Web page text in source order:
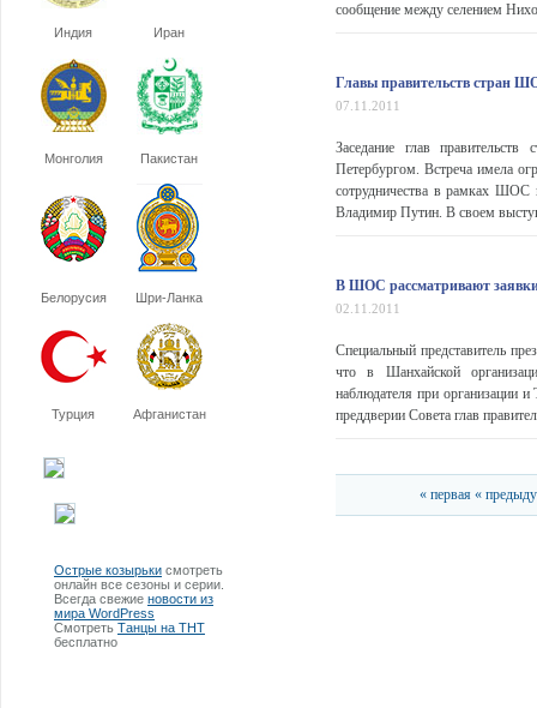
Индия Иран
Монголия Пакистан
Белорусия Шри-Ланка
Турция Афганистан
Острые козырьки смотреть
онлайн все сезоны и серии.
Всегда свежие новости из
мира WordPress
Смотреть Танцы на ТНТ
бесплатно
сообщение между селением
Главы правительств стран
07.11.2011
Заседание глав
Петербургом. Встреча имела
сотрудничества в рамках ШОС
Владимир Путин. В своем
В ШОС рассматривают заявки
02.11.2011
Специальный представитель
что в Шанхайской
наблюдателя при организации и
преддверии Совета глав
« первая «